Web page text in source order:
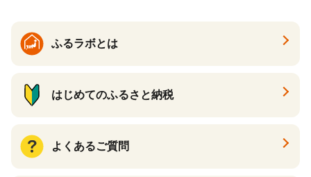
ふるラボとは
はじめてのふるさと納税
よくあるご質問